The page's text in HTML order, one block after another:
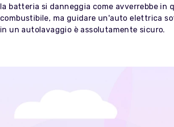
la batteria si danneggia come avverrebbe in
combustibile, ma guidare un'auto elettrica
in un autolavaggio è assolutamente sicuro.